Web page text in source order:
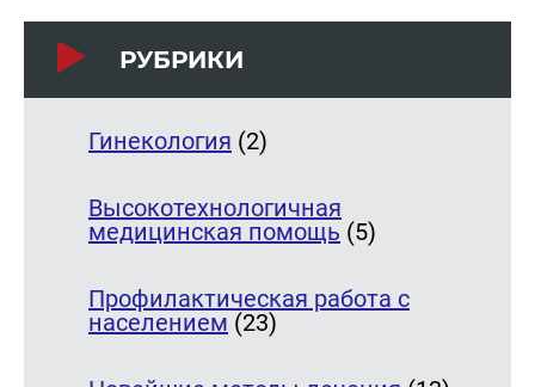
РУБРИКИ
Гинекология (2)
Высокотехнологичная
медицинская помощь (5)
Профилактическая работа с
населением (23)